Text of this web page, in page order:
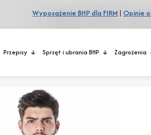
Wyposażenie BHP dla FIRM | Opinie
Przepisy Sprzęt i ubrania BHP Zagrożenia